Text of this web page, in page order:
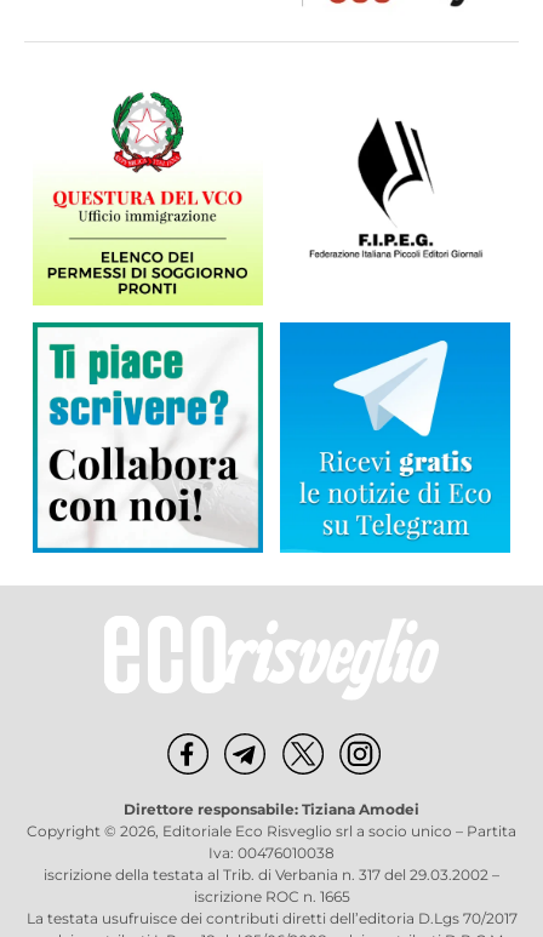
Direttore responsabile: Tiziana Amodei
Copyright © 2026, Editoriale Eco Risveglio srl a socio unico – Partita
Iva: 00476010038
iscrizione della testata al Trib. di Verbania n. 317 del 29.03.2002 –
iscrizione ROC n. 1665
La testata usufruisce dei contributi diretti dell’editoria D.Lgs 70/2017